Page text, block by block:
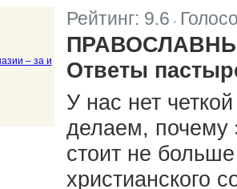
Рейтинг: 9.6
Ответы
У нас нет
делаем, почему
стоит не
христианского